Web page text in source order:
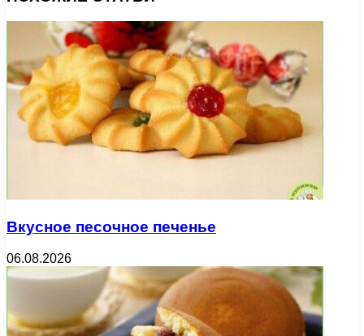
Вкусное песочное печенье
06.08.2026